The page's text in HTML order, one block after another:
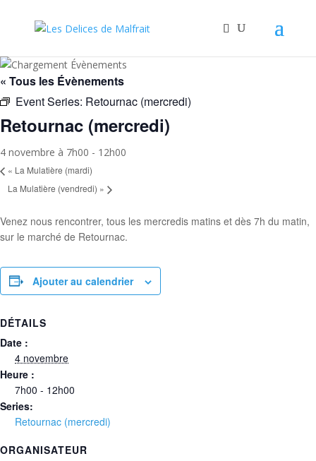
« Tous les Évènements
Event Series: Retournac (mercredi)
Retournac (mercredi)
4 novembre à 7h00 - 12h00
« La Mulatière (mardi)
La Mulatière (vendredi) »
Venez nous rencontrer, tous les mercredis matins et dès 7h du matin,
sur le marché de Retournac.
Ajouter au calendrier
DÉTAILS
Date :
4 novembre
Heure :
7h00 - 12h00
Series:
Retournac (mercredi)
ORGANISATEUR